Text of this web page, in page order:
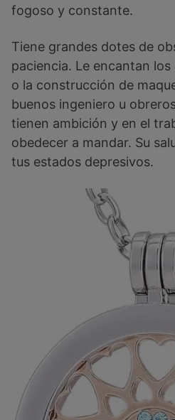
fogoso y constante.
Tiene grandes dotes de
paciencia. Le encantan
o la construcción de
buenos ingeniero u
tienen ambición y en el
obedecer a mandar. Su
tus estados depresivos.